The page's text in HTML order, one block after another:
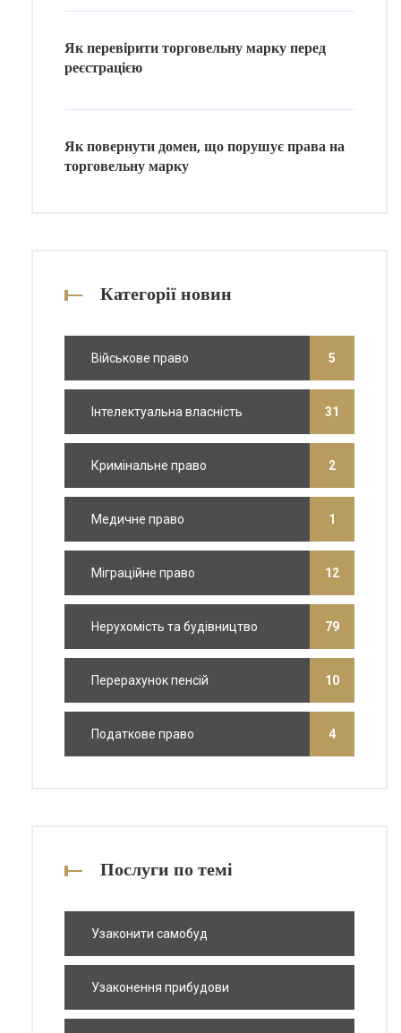
Як перевірити торговельну марку перед
реєстрацією
Як повернути домен, що порушує права на
торговельну марку
Категорії новин
Військове право 5
Інтелектуальна власність 31
Кримінальне право 2
Медичне право 1
Міграційне право 12
Нерухомість та будівництво 79
Перерахунок пенсій 10
Податкове право 4
Послуги по темі
Узаконити самобуд
Узаконення прибудови